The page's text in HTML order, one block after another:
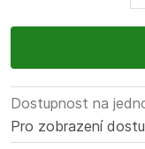
Dostupnost na
Pro zobrazení